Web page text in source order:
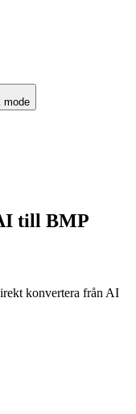
mode
till BMP
konvertera från AI